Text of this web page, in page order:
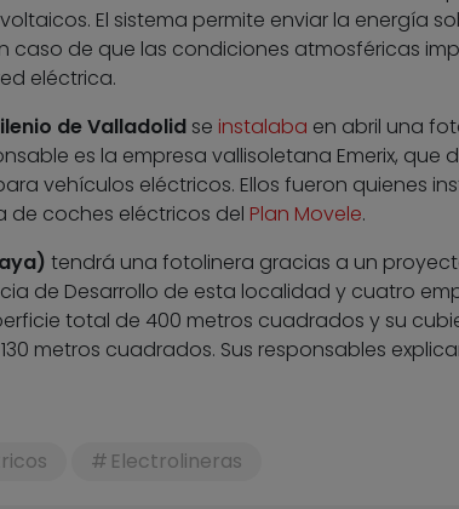
El sistema permite enviar la energía
caso de que las condiciones atmosféricas
eléctrica.
de Valladolidse instalaba en abril una
es la empresa vallisoletana Emerix, que
vehículos eléctricos. Ellos fueron quienes
de coches eléctricos del Plan Movele.
tendrá una fotolinera gracias a un
de Desarrollo de esta localidad y cuatro
total de 400 metros cuadrados y su
metros cuadrados. Sus responsables
Electrolineras